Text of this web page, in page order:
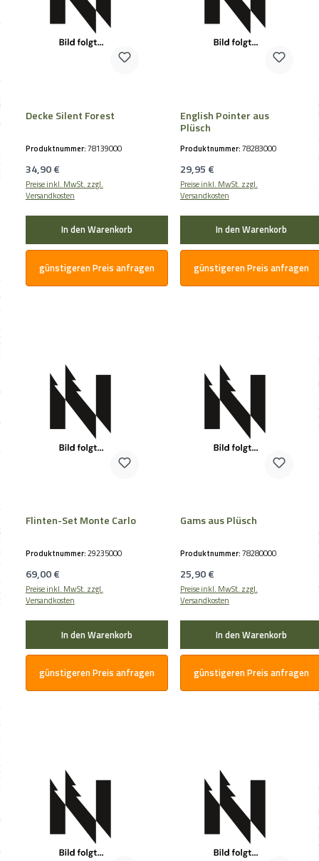
Decke Silent Forest
Produktnummer:78139000
Regulärer Preis:
34,90 €
Preise inkl. MwSt. zzgl.
Versandkosten
In den Warenkorb
günstigeren Preis anfragen
English Pointer aus
Plüsch
Produktnummer:78283000
Regulärer Preis:
29,95 €
Preise inkl. MwSt. zzgl.
Versandkosten
In den Warenkorb
günstigeren Preis anfragen
Flinten-Set Monte Carlo
Produktnummer:29235000
Regulärer Preis:
69,00 €
Preise inkl. MwSt. zzgl.
Versandkosten
In den Warenkorb
günstigeren Preis anfragen
Gams aus Plüsch
Produktnummer:78280000
Regulärer Preis:
25,90 €
Preise inkl. MwSt. zzgl.
Versandkosten
In den Warenkorb
günstigeren Preis anfragen